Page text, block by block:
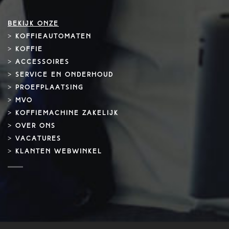
Bekijk onze
>
Koffieautomaten
>
Koffie
> Accessoires
> Service en onderhoud
>
Proefplaatsing
>
MVO
>
Koffiemachine zakelijk
> Over ons
> Vacatures
>
Klanten webwinkel